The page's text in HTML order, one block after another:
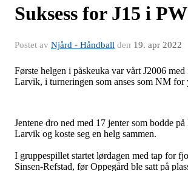
Suksess for J15 i
Postet av Njård - Håndball den 19. apr 2022
Første helgen i påskeuka var vårt J2006
Larvik, i turneringen som anses som NM for
Jentene dro ned med 17 jenter som bodde
Larvik og koste seg en helg sammen.
I gruppespillet startet lørdagen med tap for
Sinsen-Refstad, før Oppegård ble satt på